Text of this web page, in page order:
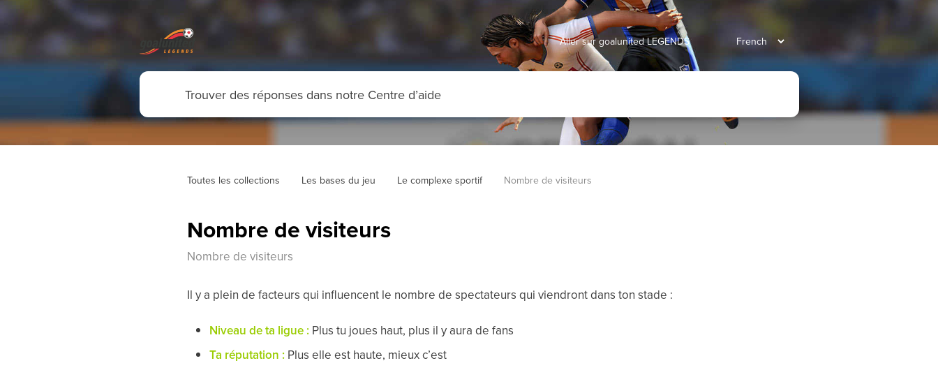
Aller sur goalunited LEGENDS
Toutes les collections Les bases du jeu Le complexe sportif Nombre de visiteurs
Nombre de visiteurs
Nombre de visiteurs
Il y a plein de facteurs qui influencent le nombre de spectateurs qui viendront dans ton stade :
Niveau de ta ligue : Plus tu joues haut, plus il y aura de fans
Ta réputation : Plus elle est haute, mieux c’est